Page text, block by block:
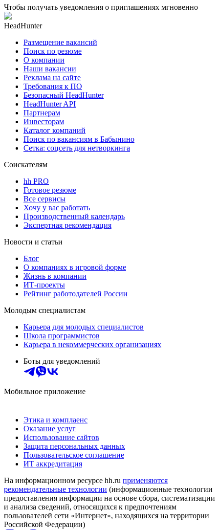
Чтобы получать уведомления о приглашениях мгновенно
HeadHunter
Размещение вакансий
Поиск по резюме
О компании
Наши вакансии
Реклама на сайте
Требования к ПО
Безопасный HeadHunter
HeadHunter API
Партнерам
Инвесторам
Каталог компаний
Поиск по вакансиям в Бабынино
Сетка: соцсеть для нетворкинга
Соискателям
hh PRO
Готовое резюме
Все сервисы
Хочу у вас работать
Производственный календарь
Экспертная рекомендация
Новости и статьи
Блог
О компаниях в игровой форме
Жизнь в компании
ИТ-проекты
Рейтинг работодателей России
Молодым специалистам
Карьера для молодых специалистов
Школа программистов
Карьера в некоммерческих организациях
Боты для уведомлений
Мобильное приложение
Этика и комплаенс
Оказание услуг
Использование сайтов
Защита персональных данных
Пользовательское соглашение
ИТ аккредитация
На информационном ресурсе hh.ru применяются
рекомендательные технологии (информационные технологии
предоставления информации на основе сбора, систематизации
и анализа сведений, относящихся к предпочтениям
пользователей сети «Интернет», находящихся на территории
Российской Федерации)